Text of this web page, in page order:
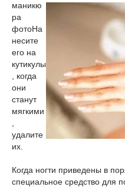
маникю
ра
фотоНа
несите
его на
кутикулы
, когда
они
станут
мягкими
удалите
их.
Когда ногти приведены в
специальное средство для